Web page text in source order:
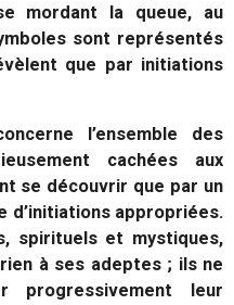
mordant la queue, au
sont représentés
que par initiations
l’ensemble des
cachées aux
se découvrir que par un
d’initiations appropriées.
spirituels et mystiques,
à ses adeptes ; ils ne
progressivement leur